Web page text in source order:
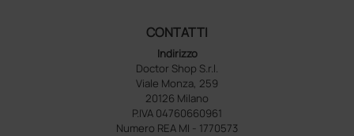
CONTATTI
Indirizzo
Doctor Shop S.r.l.
Viale Monza, 259
20126 Milano
P.IVA 04760660961
Numero REA MI - 1770573